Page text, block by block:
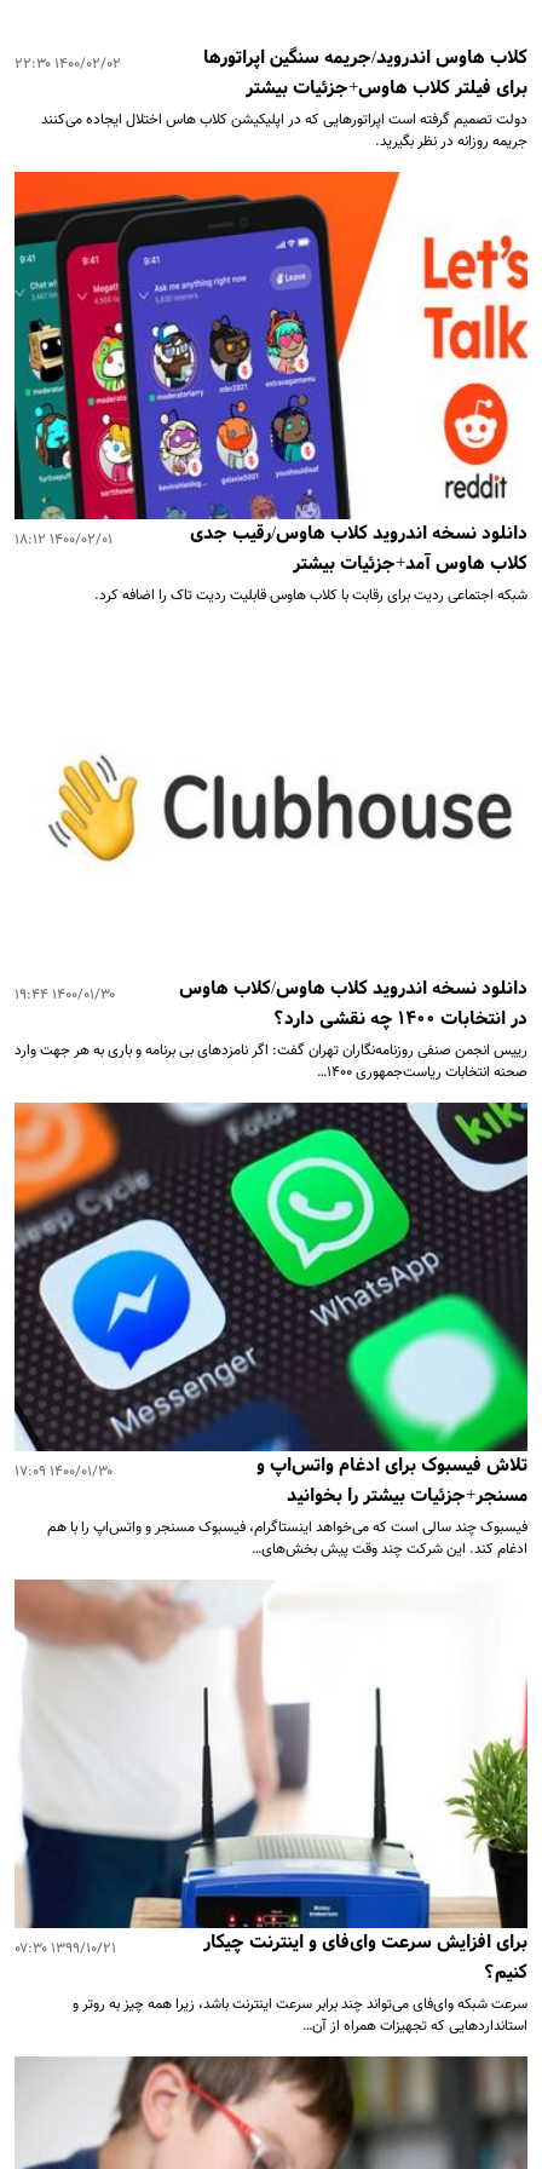
۱۴۰۰/۰۲/۰۲ ۲۲:۳۰
کلاب هاوس اندروید/جریمه سنگین اپراتورها
برای فیلتر کلاب هاوس+جزئیات بیشتر
دولت تصمیم گرفته است اپراتورهایی که در اپلیکیشن کلاب هاس اختلال ایجاده می‌کنند
جریمه روزانه در نظر بگیرید.
۱۴۰۰/۰۲/۰۱ ۱۸:۱۲
دانلود نسخه اندروید کلاب هاوس/رقیب جدی
کلاب هاوس آمد+جزئیات بیشتر
شبکه اجتماعی ردیت برای رقابت با کلاب هاوس قابلیت ردیت تاک را اضافه کرد.
۱۴۰۰/۰۱/۳۰ ۱۹:۴۴
دانلود نسخه اندروید کلاب هاوس/کلاب هاوس
در انتخابات ۱۴۰۰ چه نقشی دارد؟
رییس انجمن صنفی روزنامه‌نگاران تهران گفت: اگر نامزدهای بی برنامه و باری به هر جهت وارد
صحنه انتخابات ریاست‌جمهوری ۱۴۰۰…
۱۴۰۰/۰۱/۳۰ ۱۷:۰۹
تلاش فیسبوک برای ادغام واتس‌اپ و
مسنجر+جزئیات بیشتر را بخوانید
فیسبوک چند سالی است که می‌خواهد اینستاگرام، فیسبوک مسنجر و واتس‌اپ را با هم
ادغام کند. این شرکت چند وقت پیش بخش‌های…
۱۳۹۹/۱۰/۲۱ ۰۷:۳۰
برای افزایش سرعت وای‌فای و اینترنت چیکار
کنیم؟
سرعت شبکه وای‌فای می‌تواند چند برابر سرعت اینترنت باشد، زیرا همه چیز به روتر و
استاندارد‌هایی که تجهیزات همراه از آن…